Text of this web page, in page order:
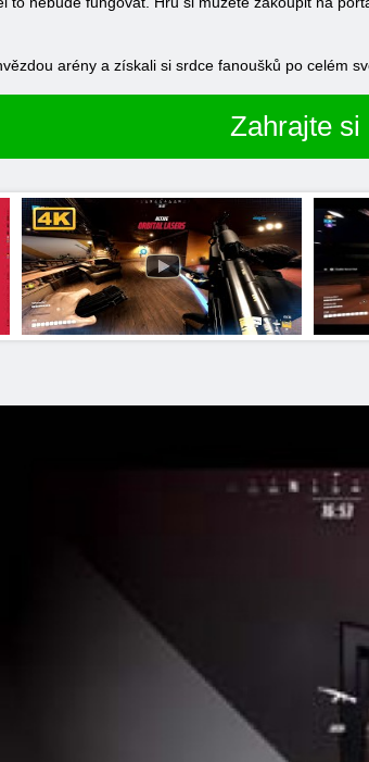
arény a získali si srdce fanoušků po celém
Zahrajte si